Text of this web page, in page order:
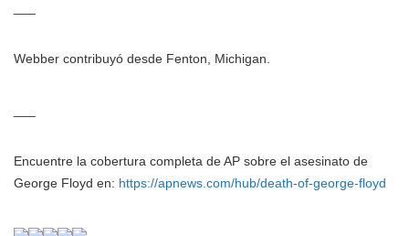
Webber contribuyó desde Fenton, Michigan.
Encuentre la cobertura completa de AP sobre el asesinato de
George Floyd en: https://apnews.com/hub/death-of-george-floyd